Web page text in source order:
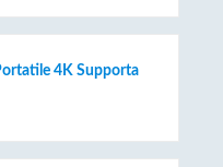
4K Supporta